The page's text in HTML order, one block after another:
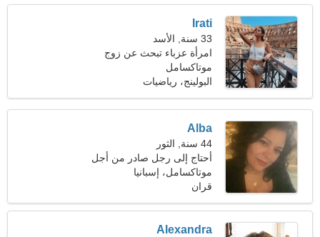
Irati
33 سنة, الأسد
امرأة عزباء تبحث عن زوج
موتاكسامل
البولينج، رياضيات
Alba
44 سنة, الثور
أحتاج إلى رجل صادر من أجل
المواعدة
موتاكسامل، إسبانيا
قران
Alexandra